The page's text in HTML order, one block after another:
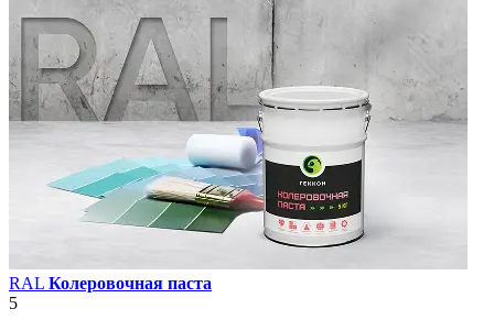
RAL Колеровочная паста
5